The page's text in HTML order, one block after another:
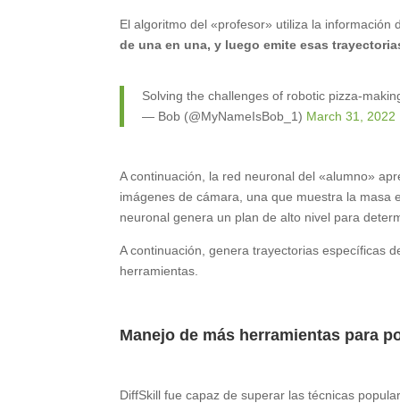
El algoritmo del «profesor» utiliza la
de una en una, y luego emite esas
Solving the challenges of robotic pizza-
— Bob (@MyNameIsBob_1) March 31, 2022
A continuación, la red neuronal del «alumno»
imágenes de cámara, una que muestra la
neuronal genera un plan de alto nivel para
A continuación, genera trayectorias específicas
herramientas.
Manejo de más herramientas para
DiffSkill fue capaz de superar las técnicas